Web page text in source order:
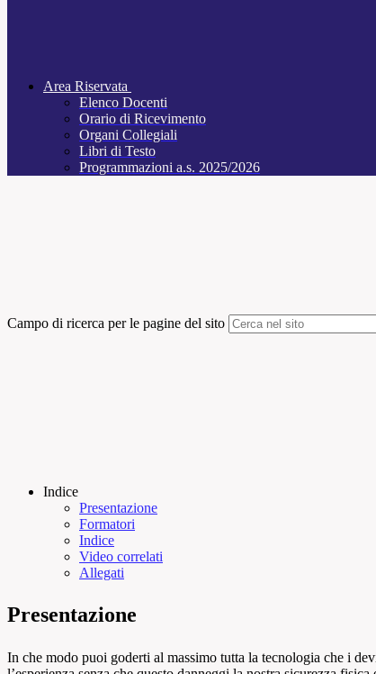
Area Riservata
Elenco Docenti
Orario di Ricevimento
Organi Collegiali
Libri di Testo
Programmazioni a.s. 2025/2026
Campo di ricerca per le pagine del sito
Indice
Presentazione
Formatori
Indice
Video correlati
Allegati
Presentazione
In che modo puoi goderti al massimo tutta la tecnologia che i